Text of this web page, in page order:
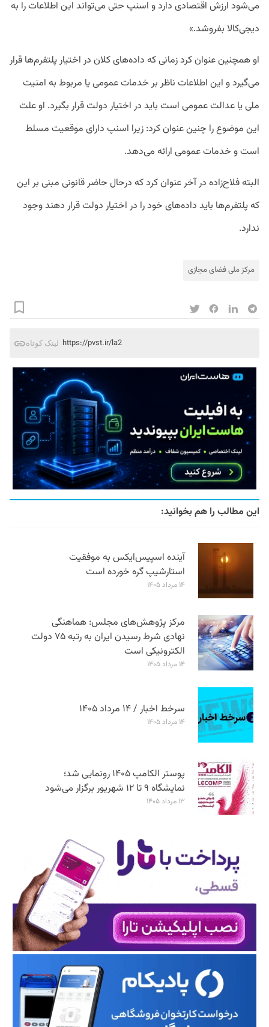
می‌شود ارزش اقتصادی دارد و اسنپ حتی می‌تواند این اطلاعات را به
دیجی‌کالا بفروشد.»
او همچنین عنوان کرد زمانی که داده‌های کلان در اختیار پلتفرم‌ها قرار
می‌گیرد و این اطلاعات ناظر بر خدمات عمومی یا مربوط به امنیت
ملی یا عدالت عمومی است باید در اختیار دولت قرار بگیرد. او علت
این موضوع را چنین عنوان کرد: زیرا اسنپ دارای موقعیت مسلط
است و خدمات عمومی ارائه می‌دهد.
البته فلاح‌زاده در آخر عنوان کرد که درحال حاضر قانونی مبنی بر این
که پلتفرم‌ها باید داده‌های خود را در اختیار دولت قرار دهند وجود
ندارد.
مرکز ملی فضای مجازی
لینک کوتاه https://pvst.ir/la2
این مطالب را هم بخوانید:
آینده اسپیس‌ایکس به موفقیت
استارشیپ گره خورده است
۱۴ مرداد ۱۴۰۵
مرکز پژوهش‌های مجلس: هماهنگی
نهادی شرط رسیدن ایران به رتبه ۷۵ دولت
الکترونیکی است
۱۴ مرداد ۱۴۰۵
سرخط اخبار / ۱۴ مرداد ۱۴۰۵
۱۴ مرداد ۱۴۰۵
پوستر الکامپ ۱۴۰۵ رونمایی شد؛
نمایشگاه ۹ تا ۱۲ شهریور برگزار می‌شود
۱۳ مرداد ۱۴۰۵